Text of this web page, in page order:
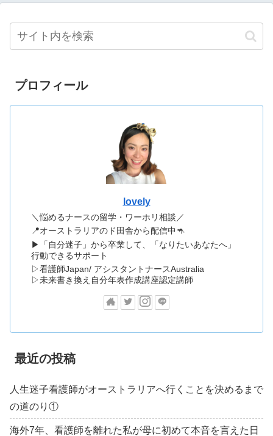
プロフィール
lovely
＼悩めるナースの留学・ワーホリ相談／
📍オーストラリアのド田舎から配信中🦘
▶「自分迷子」から卒業して、「なりたいあなたへ」
行動できるサポート
▷看護師Japan/ アシスタントナースAustralia
▷未来書き換え自分年表作成講座認定講師
最近の投稿
人生迷子看護師がオーストラリアへ行くことを決めるまで
の道のり①
海外7年、看護師を離れた私が母に初めて本音を言えた日